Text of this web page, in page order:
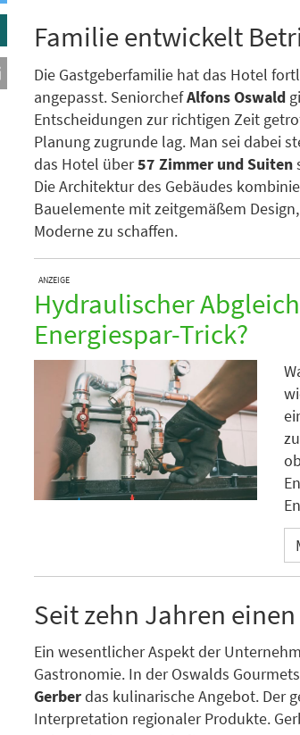
Familie entwickelt
Die Gastgeberfamilie hat das Hotel
angepasst. SeniorchefAlfons Oswald
Entscheidungen zur richtigen Zeit
Planung zugrunde lag. Man sei dabei
das Hotel über57 Zimmer und Suiten
Die Architektur des Gebäudes
Bauelemente mit zeitgemäßem
Moderne zu schaffen.
ANZEIGE
Hydraulischer
Energiespar-Trick?
Seit zehn Jahren
Ein wesentlicher Aspekt der
Gastronomie. In der Oswalds
Gerberdas kulinarische Angebot. Der
Interpretation regionaler Produkte.